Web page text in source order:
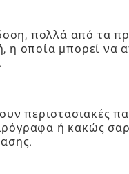
πολλά από τα
η οποία μπορεί να
περιστασιακές
ή κακώς